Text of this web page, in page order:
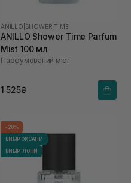
ANILLO SHOWER TIME
ANILLO Shower Time Parfum
Mist 100 мл
Парфумований міст
1 525₴
-20%
ВИБІР ОКСАНИ
ВИБІР ІЛОНИ